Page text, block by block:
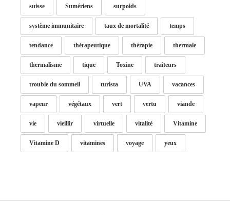
suisse Sumériens surpoids
système immunitaire taux de mortalité temps
tendance thérapeutique thérapie thermale
thermalisme tique Toxine traiteurs
trouble du sommeil turista UVA vacances
vapeur végétaux vert vertu viande
vie vieillir virtuelle vitalité Vitamine
Vitamine D vitamines voyage yeux